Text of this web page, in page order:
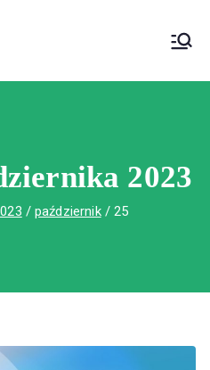
Specjalistyczny im.
Górze
2023
październik 25